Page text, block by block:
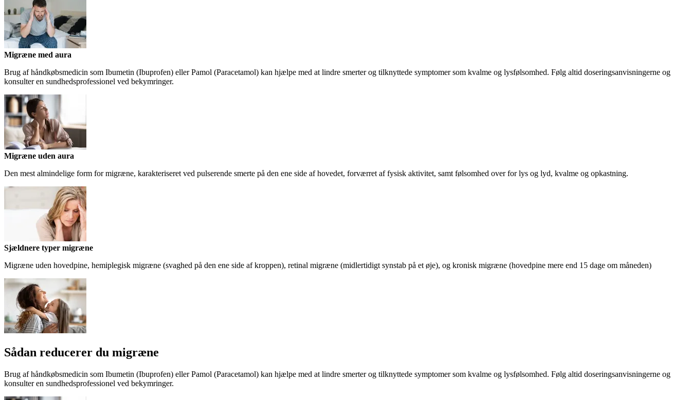
Migræne med aura
Brug af håndkøbsmedicin som Ibumetin (Ibuprofen) eller Pamol (Paracetamol) kan hjælpe med at lindre smerter og tilknyttede symptomer som kvalme og lysfølsomhed. Følg altid doseringsanvisningerne og
konsulter en sundhedsprofessionel ved bekymringer.
Migræne uden aura
Den mest almindelige form for migræne, karakteriseret ved pulserende smerte på den ene side af hovedet, forværret af fysisk aktivitet, samt følsomhed over for lys og lyd, kvalme og opkastning.
Sjældnere typer migræne
Migræne uden hovedpine, hemiplegisk migræne (svaghed på den ene side af kroppen), retinal migræne (midlertidigt synstab på et øje), og kronisk migræne (hovedpine mere end 15 dage om måneden)
Sådan redu­ce­rer du migræne
Brug af håndkøbsmedicin som Ibumetin (Ibuprofen) eller Pamol (Paracetamol) kan hjælpe med at lindre smerter og tilknyttede symptomer som kvalme og lysfølsomhed. Følg altid doseringsanvisningerne og
konsulter en sundhedsprofessionel ved bekymringer.